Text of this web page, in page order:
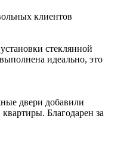
клиентов
стеклянной
идеально, это
двери добавили
Благодарен за